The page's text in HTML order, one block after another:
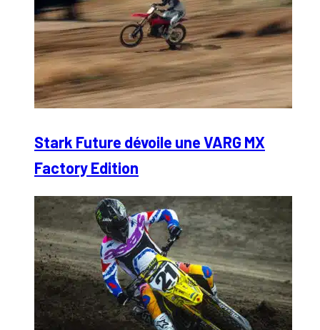
Stark Future dévoile une VARG MX
Factory Edition